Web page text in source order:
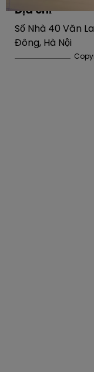
Địa chỉ
Số Nhà 40 Văn
Đông, Hà Nội